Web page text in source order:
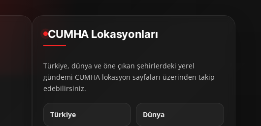
CUMHA Lokasyonları
Türkiye, dünya ve öne çıkan şehirlerdeki yerel
gündemi CUMHA lokasyon sayfaları üzerinden takip
edebilirsiniz.
Türkiye Dünya